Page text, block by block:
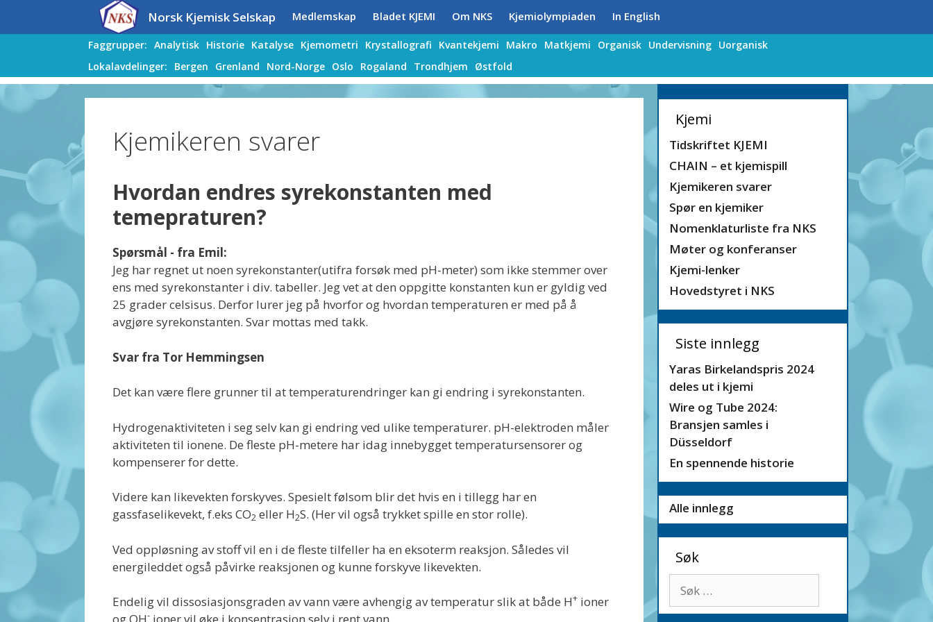
Norsk Kjemisk Selskap Medlemskap Bladet KJEMI Om NKS Kjemiolympiaden In English
Faggrupper: Analytisk Historie Katalyse Kjemometri Krystallografi Kvantekjemi Makro Matkjemi Organisk Undervisning Uorganisk
Lokalavdelinger:
Bergen Grenland Nord-Norge Oslo Rogaland Trondhjem Østfold
Kjemikeren svarer
Hvordan endres syrekonstanten med
temepraturen?
Spørsmål - fra Emil:
Jeg har regnet ut noen syrekonstanter(utifra forsøk med pH-meter) som ikke stemmer over
ens med syrekonstanter i div. tabeller. Jeg vet at den oppgitte konstanten kun er gyldig ved
25 grader celsisus. Derfor lurer jeg på hvorfor og hvordan temperaturen er med på å
avgjøre syrekonstanten. Svar mottas med takk.
Svar fra Tor Hemmingsen
Det kan være flere grunner til at temperaturendringer kan gi endring i syrekonstanten.
Hydrogenaktiviteten i seg selv kan gi endring ved ulike temperaturer. pH-elektroden måler
aktiviteten til ionene. De fleste pH-metere har idag innebygget temperatursensorer og
kompenserer for dette.
Videre kan likevekten forskyves. Spesielt følsom blir det hvis en i tillegg har en
gassfaselikevekt, f.eks CO2 eller H2S. (Her vil også trykket spille en stor rolle).
Ved oppløsning av stoff vil en i de fleste tilfeller ha en eksoterm reaksjon. Således vil
energileddet også påvirke reaksjonen og kunne forskyve likevekten.
Endelig vil dissosiasjonsgraden av vann være avhengig av temperatur slik at både H+ ioner
-
Kjemi
Tidskriftet KJEMI
CHAIN – et kjemispill
Kjemikeren svarer
Spør en kjemiker
Nomenklaturliste fra NKS
Møter og konferanser
Kjemi-lenker
Hovedstyret i NKS
Siste innlegg
Yaras Birkelandspris 2024
deles ut i kjemi
Wire og Tube 2024:
Bransjen samles i
Düsseldorf
En spennende historie
Alle innlegg
Søk
etter: